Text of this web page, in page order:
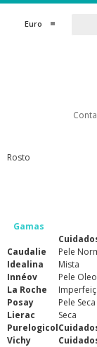
Euro
Rosto
Gamas
Caudalie
Idealina
Innéov
La Roche
Posay
Lierac
Purelogicol
Vichy
Pele
Mista
Pele
Pele
Seca